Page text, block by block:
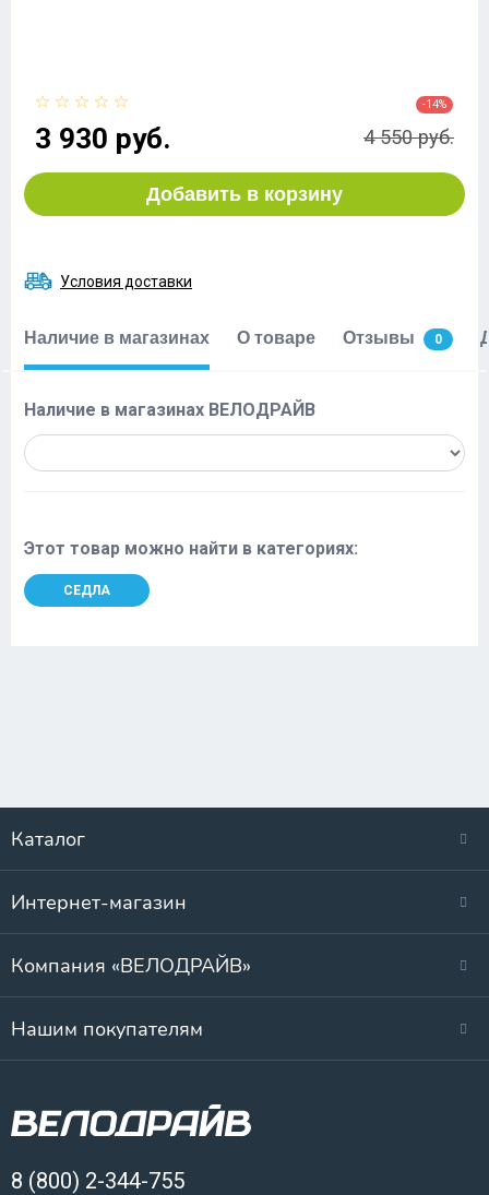
3 930 руб.
-14%
4 550 руб.
Добавить в корзину
Условия доставки
Наличие в магазинах О товаре Отзывы 0
Наличие в магазинах ВЕЛОДРАЙВ
Этот товар можно найти в категориях:
СЕДЛА
Каталог
Интернет-магазин
Компания «ВЕЛОДРАЙВ»
Нашим покупателям
8 (800) 2-344-755